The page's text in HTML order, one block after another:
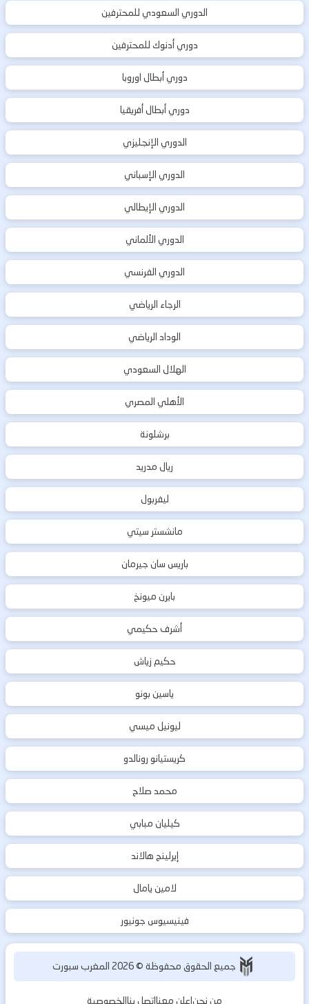
الدوري السعودي للمحترفين
دوري أدنوك للمحترفين
دوري أبطال اوروبا
دوري أبطال أفريقيا
الدوري الإنجليزي
الدوري الإسباني
الدوري الإيطالي
الدوري الألماني
الدوري الفرنسي
الرجاء الرياضي
الوداد الرياضي
الهلال السعودي
الأهلي المصري
برشلونة
ريال مدريد
ليفربول
مانشستر سيتي
باريس سان جيرمان
بايرن ميونخ
أشرف حكيمي
حكيم زياش
ياسين بونو
ليونيل ميسي
كريستيانو رونالدو
محمد صلاح
كيليان مبابي
إيرلينج هالاند
لامين يامال
فينيسيوس جونيور
جميع الحقوق محفوظة ©2026المغرب سبورت
من نحناعلن معنااتصل بناالخصوصية